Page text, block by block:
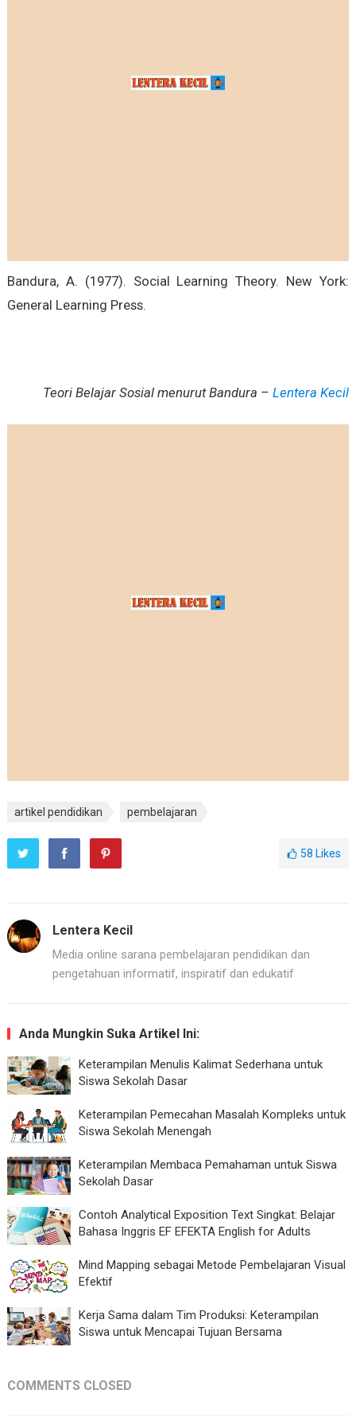
Bandura, A. (1977). Social Learning Theory. New York:
General Learning Press.
Teori Belajar Sosial menurut Bandura –Lentera Kecil
artikel pendidikan pembelajaran
58 Likes
Lentera Kecil
Media online sarana pembelajaran pendidikan dan
pengetahuan informatif, inspiratif dan edukatif
Anda Mungkin Suka Artikel Ini:
Keterampilan Menulis Kalimat Sederhana untuk
Siswa Sekolah Dasar
Keterampilan Pemecahan Masalah Kompleks untuk
Siswa Sekolah Menengah
Keterampilan Membaca Pemahaman untuk Siswa
Sekolah Dasar
Contoh Analytical Exposition Text Singkat: Belajar
Bahasa Inggris EF EFEKTA English for Adults
Mind Mapping sebagai Metode Pembelajaran Visual
Efektif
Kerja Sama dalam Tim Produksi: Keterampilan
Siswa untuk Mencapai Tujuan Bersama
COMMENTS CLOSED